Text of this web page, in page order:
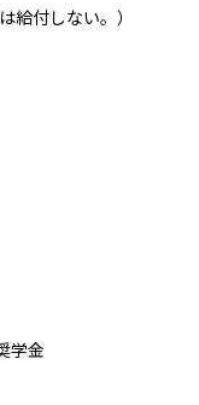
給付しない。）
学金